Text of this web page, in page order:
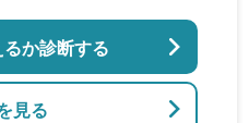
見る
か診断する